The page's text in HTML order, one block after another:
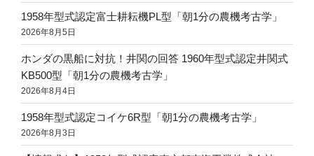
1958年型式認定富士耕耘機PL型「朝1分の農機考古学」
2026年8月5日
ホンダの黒船に対抗！井関の回答 1960年型式認定井関式
KB500型「朝1分の農機考古学」
2026年8月4日
1958年型式認定コイケ6R型「朝1分の農機考古学」
2026年8月3日